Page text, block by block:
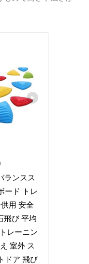
ランスス
ード トレ
用 安全
飛び 平均
レーニン
室外 ス
ドア 飛び